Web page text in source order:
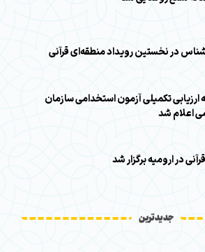
ارزیابی تکمیلی آزمون استخدامی سازمان
اعلام شد
در ارومیه برگزار شد
جدیدترین